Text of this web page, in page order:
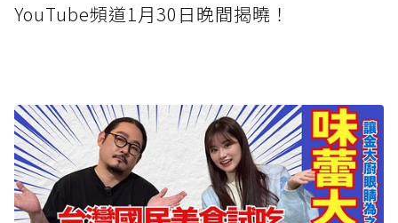
YouTube頻道1月30日晚間揭曉！